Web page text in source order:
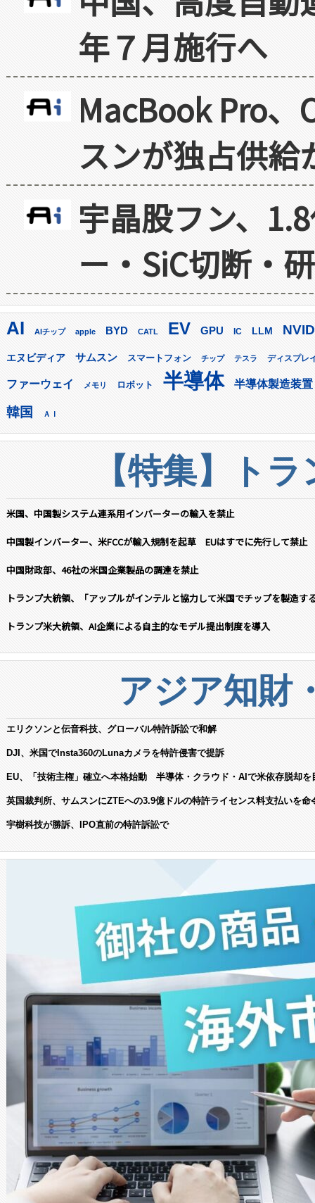
年７月施行へ
MacBook Pro
スンが独占供給
宇晶股フン、
ー・SiC切断・
AI AIチップ apple BYD CATL EV GPU IC LLM
エヌビディア サムスン スマートフォン チップ テスラ ディスプレ
ファーウェイ メモリ ロボット 半導体 半導体製造装置
韓国 ＡＩ
【特集】ト
米国、中国製システム連系用インバーターの輸入を禁止
中国製インバーター、米FCCが輸入規制を起草 EUはすでに先行して禁止
中国財政部、46社の米国企業製品の調達を禁止
トランプ大統領、「アップルがインテルと協力して米国でチップを製造す
トランプ米大統領、AI企業による自主的なモデル提出制度を導入
アジア知財
エリクソンと伝音科技、グローバル特許訴訟で和解
DJI、米国でInsta360のLunaカメラを特許侵害で提訴
EU、「技術主権」確立へ本格始動 半導体・クラウド・AIで米依存脱却を
英国裁判所、サムスンにZTEへの3.9億ドルの特許ライセンス料支払いを命
宇樹科技が勝訴、IPO直前の特許訴訟で